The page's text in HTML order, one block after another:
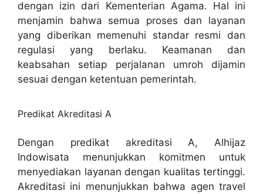
dengan izin dari Kementerian Agama. Hal ini
menjamin bahwa semua proses dan layanan
yang diberikan memenuhi standar resmi dan
regulasi yang berlaku. Keamanan dan
keabsahan setiap perjalanan umroh dijamin
sesuai dengan ketentuan pemerintah.
Predikat Akreditasi A
Dengan predikat akreditasi A, Alhijaz
Indowisata menunjukkan komitmen untuk
menyediakan layanan dengan kualitas tertinggi.
Akreditasi ini menunjukkan bahwa agen travel